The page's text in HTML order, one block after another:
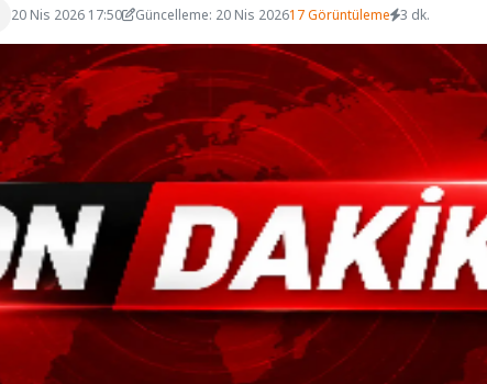
20 Nis 2026 17:50 Güncelleme: 20 Nis 202617 Görüntüleme 3 dk.